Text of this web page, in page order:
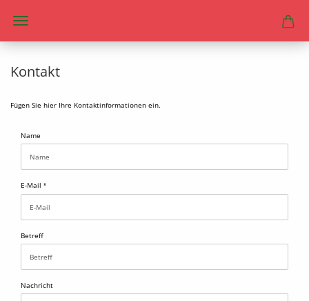
Kontakt
Fügen Sie hier Ihre Kontaktinformationen ein.
KONTAKT
Name
E-Mail
Betreff
Nachricht